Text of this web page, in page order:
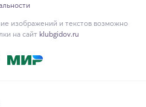
изображений и текстов возможно
на сайт klubgidov.ru